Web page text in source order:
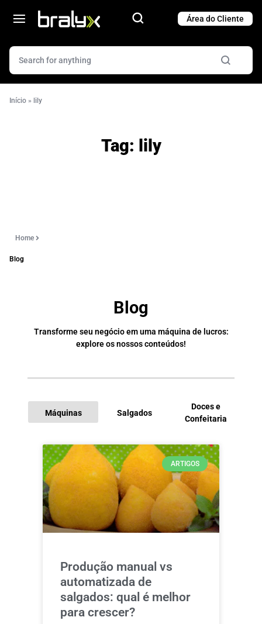
Início » lily
Tag: lily
Home
Blog
Blog
Transforme seu negócio em uma máquina de lucros:
explore os nossos conteúdos!
Máquinas Salgados
Doces e
Confeitaria
ARTIGOS
Produção manual vs
automatizada de
salgados: qual é melhor
para crescer?